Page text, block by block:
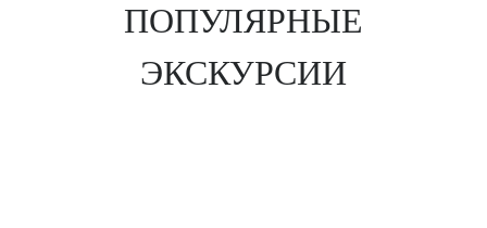
ПОПУЛЯРНЫЕ
ЭКСКУРСИИ